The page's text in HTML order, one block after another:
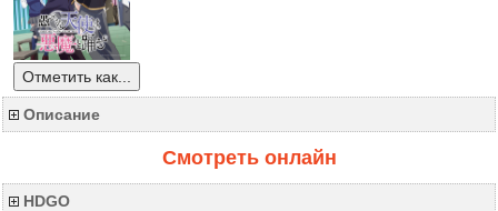
Отметить как...
Описание
Смотреть онлайн
HDGO